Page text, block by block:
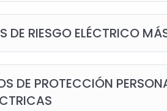
DE RIESGO ELÉCTRICO
DE PROTECCIÓN